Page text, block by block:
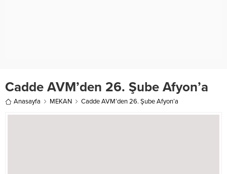
Cadde AVM’den 26. Şube Afyon’a
Anasayfa MEKAN Cadde AVM’den 26. Şube Afyon’a